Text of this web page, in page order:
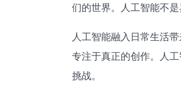
们的世界。人工智能不
人工智能融入日常生活
专注于真正的创作。人
挑战。